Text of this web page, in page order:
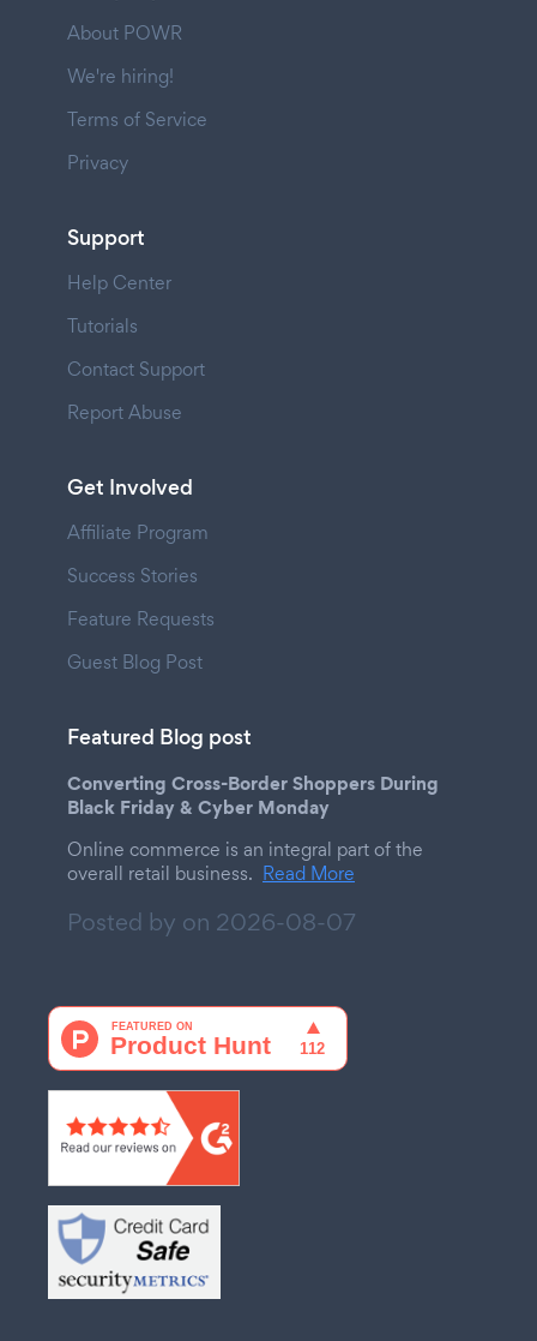
About POWR
We're hiring!
Terms of Service
Privacy
Support
Help Center
Tutorials
Contact Support
Report Abuse
Get Involved
Affiliate Program
Success Stories
Feature Requests
Guest Blog Post
Featured Blog post
Converting Cross-Border Shoppers During
Black Friday & Cyber Monday
Online commerce is an integral part of the
overall retail business. Read More
Posted by on 2026-08-07